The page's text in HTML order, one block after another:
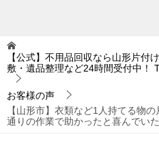
【公式】不用品回収なら山形片付
敷・遺品整理など24時間受付中！
お客様の声
【山形市】衣類など1人持てる物
通りの作業で助かったと喜んでいた